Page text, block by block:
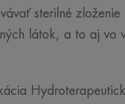
sterilné zloženie
látok, a to aj vo